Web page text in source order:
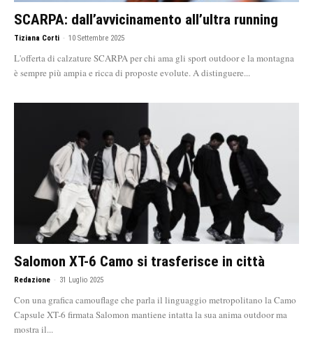
SCARPA: dall’avvicinamento all’ultra running
Tiziana Corti - 10 Settembre 2025
L'offerta di calzature SCARPA per chi ama gli sport outdoor e la montagna
è sempre più ampia e ricca di proposte evolute. A distinguere...
Salomon XT-6 Camo si trasferisce in città
Redazione - 31 Luglio 2025
Con una grafica camouflage che parla il linguaggio metropolitano la Camo
Capsule XT-6 firmata Salomon mantiene intatta la sua anima outdoor ma
mostra il...